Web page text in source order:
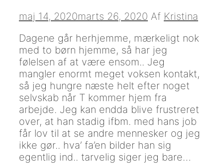
maj 14, 2020marts 26, 2020 Af Kristina
Dagene går herhjemme, mærkeligt nok
med to børn hjemme, så har jeg
følelsen af at være ensom.. Jeg
mangler enormt meget voksen kontakt,
så jeg hungre næste helt efter noget
selvskab når T kommer hjem fra
arbejde. Jeg kan endda blive frustreret
over, at han stadig ifbm. med hans job
får lov til at se andre mennesker og jeg
ikke gør.. hva’ fa’en bilder han sig
egentlig ind.. tarvelig siger jeg bare…